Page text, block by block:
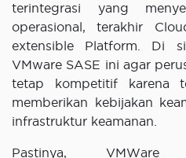
terintegrasi yang
operasional, terakhir
extensible Platform. Di
VMware SASE ini agar
tetap kompetitif karena
memberikan kebijakan
infrastruktur keamanan.
Pastinya,